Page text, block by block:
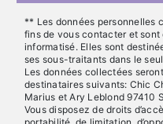
** Les données personnelles
fins de vous contacter et
informatisé. Elles sont
ses sous-traitants dans le
Les données collectées
destinataires suivants: Chic
Marius et Ary Leblond 97410
Vous disposez de droits